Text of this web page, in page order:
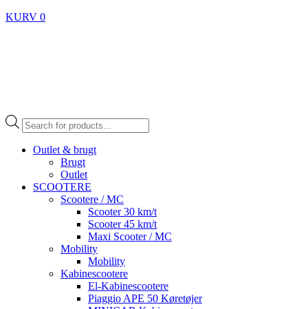
KURV 0
Products
search
Outlet & brugt
Brugt
Outlet
SCOOTERE
Scootere / MC
Scooter 30 km/t
Scooter 45 km/t
Maxi Scooter / MC
Mobility
Mobility
Kabinescootere
El-Kabinescootere
Piaggio APE 50 Køretøjer